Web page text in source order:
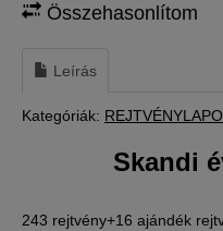
Összehasonlítom
Leírás
Kategóriák:
Skandi
243 rejtvény+16 ajándék